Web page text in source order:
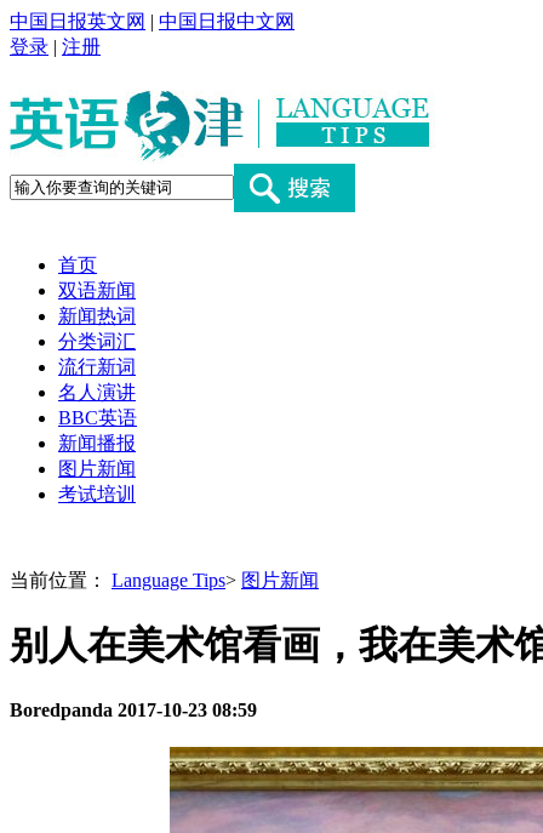
中国日报英文网 | 中国日报中文网
登录 | 注册
首页
双语新闻
新闻热词
分类词汇
流行新词
名人演讲
BBC英语
新闻播报
图片新闻
考试培训
当前位置： Language Tips> 图片新闻
别人在美术馆看画，我在美术
Boredpanda 2017-10-23 08:59